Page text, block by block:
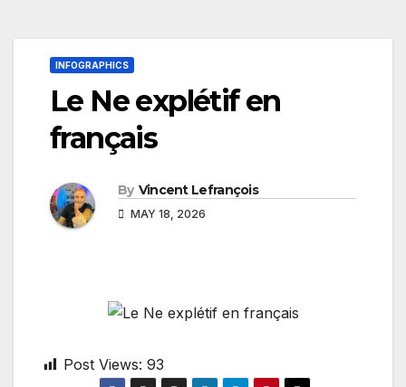
INFOGRAPHICS
Le Ne explétif en
français
By Vincent Lefrançois
MAY 18, 2026
Post Views: 93